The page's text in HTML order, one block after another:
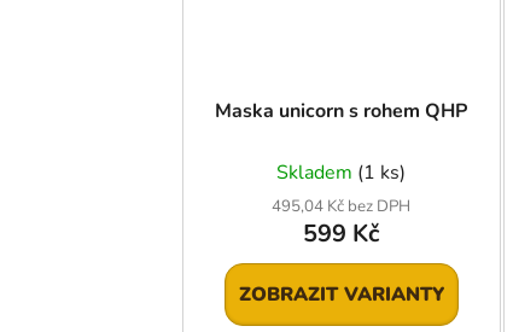
Maska unicorn s rohem QHP
Skladem (1 ks)
495,04 Kč bez DPH
599 Kč
ZOBRAZIT VARIANTY